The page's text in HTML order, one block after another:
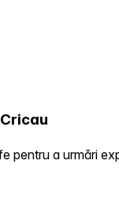
pentru a urmări